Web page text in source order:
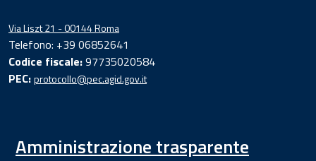
Via Liszt 21 - 00144 Roma
Telefono: +39 06852641
Codice fiscale:97735020584
PEC:protocollo@pec.agid.gov.it
Amministrazione trasparente